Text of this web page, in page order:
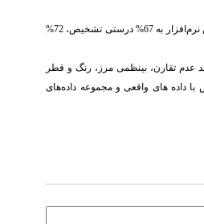
استفاده شده است. در نهایت، با کمک این نرم‌افزار به 67% درستی تشخیص، 72%
Optoskin برای پردازش و تجزیه و تحلیل تصاویر درماتوسکوپی طراحی شده است و می‌تواند به‎ طور خودکار شاخص‌های مهمی مانند عدم تقارن، بی‎نظمی مرز، رنگ و قطر
ضایعات را بر‎مبنای قانون ABCD اندازه‎ گیری کند. این نرم‌افزار همچنین قادر به طبقه‌بندی هوشمند ضایعات ملانومایی و خوش‌خیم است. هنگام آزمایش با داده‎ های واقعی و مجموعه داده‌های